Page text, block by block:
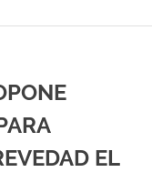
EL